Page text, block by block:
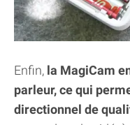
Enfin, la MagiCam
parleur, ce qui
directionnel de